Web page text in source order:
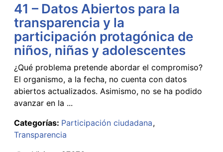
41 – Datos Abiertos para la
transparencia y la
participación protagónica de
niños, niñas y adolescentes
¿Qué problema pretende abordar el compromiso?
El organismo, a la fecha, no cuenta con datos
abiertos actualizados. Asimismo, no se ha podido
avanzar en la ...
Categorías: Participación ciudadana
Transparencia